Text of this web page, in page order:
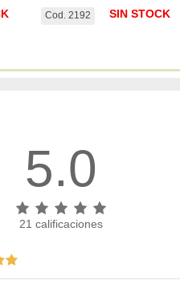
Cod. 2192 SIN STOCK
5.0
21 calificaciones